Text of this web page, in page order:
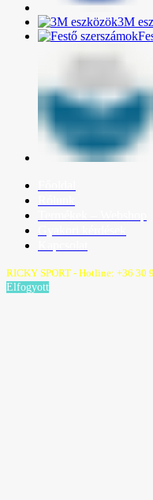
3M
RICKY SPORT - Hotline: +36 30
Elfogyott